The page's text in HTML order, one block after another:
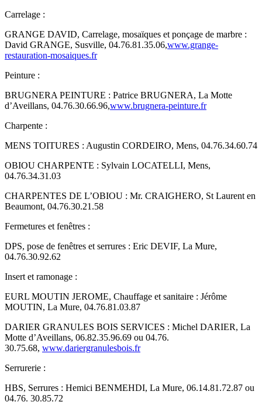
Carrelage :
GRANGE DAVID, Carrelage, mosaïques et ponçage de marbre :
David GRANGE, Susville, 04.76.81.35.06,www.grange-
restauration-mosaiques.fr
Peinture :
BRUGNERA PEINTURE : Patrice BRUGNERA, La Motte
d’Aveillans, 04.76.30.66.96,www.brugnera-peinture.fr
Charpente :
MENS TOITURES : Augustin CORDEIRO, Mens, 04.76.34.60.74
OBIOU CHARPENTE : Sylvain LOCATELLI, Mens,
04.76.34.31.03
CHARPENTES DE L’OBIOU : Mr. CRAIGHERO, St Laurent en
Beaumont, 04.76.30.21.58
Fermetures et fenêtres :
DPS, pose de fenêtres et serrures : Eric DEVIF, La Mure,
04.76.30.92.62
Insert et ramonage :
EURL MOUTIN JEROME, Chauffage et sanitaire : Jérôme
MOUTIN, La Mure, 04.76.81.03.87
DARIER GRANULES BOIS SERVICES : Michel DARIER, La
Motte d’Aveillans, 06.82.35.96.69 ou 04.76.
30.75.68, www.dariergranulesbois.fr
Serrurerie :
HBS, Serrures : Hemici BENMEHDI, La Mure, 06.14.81.72.87 ou
04.76. 30.85.72